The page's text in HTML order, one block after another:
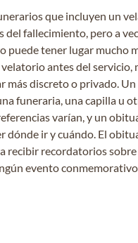
que incluyen un
del fallecimiento, pero a
puede tener lugar mucho
antes del
más discreto o privado.
funeraria, una capilla u
varían, y un
dónde ir y cuándo. El
recibir recordatorios
evento